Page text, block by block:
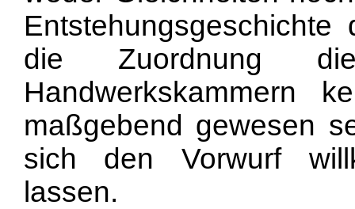
die Zuordnung
Handwerkskammern
maßgebend gewesen
sich den Vorwurf
lassen.